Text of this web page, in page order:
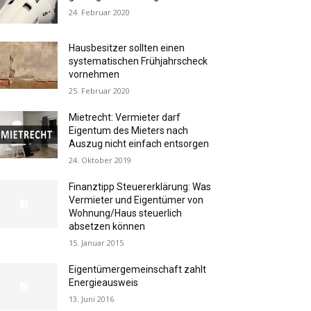
24. Februar 2020
Hausbesitzer sollten einen
systematischen Frühjahrscheck
vornehmen
25. Februar 2020
Mietrecht: Vermieter darf
Eigentum des Mieters nach
Auszug nicht einfach entsorgen
24. Oktober 2019
Finanztipp Steuererklärung: Was
Vermieter und Eigentümer von
Wohnung/Haus steuerlich
absetzen können
15. Januar 2015
Eigentümergemeinschaft zahlt
Energieausweis
13. Juni 2016